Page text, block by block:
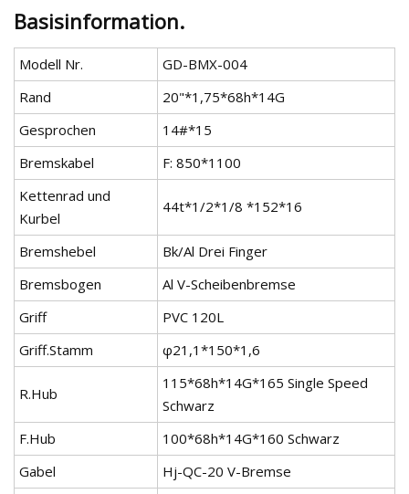
Basisinformation.
Modell Nr.
GD-BMX-004
Rand
20"*1,75*68h*14G
Gesprochen
14#*15
Bremskabel
F: 850*1100
Kettenrad und
Kurbel
44t*1/2*1/8 *152*16
Bremshebel
Bk/Al Drei Finger
Bremsbogen
Al V-Scheibenbremse
Griff
PVC 120L
Griff.Stamm
φ21,1*150*1,6
R.Hub
115*68h*14G*165 Single Speed ​​
Schwarz
F.Hub
100*68h*14G*160 Schwarz
Gabel
Hj-QC-20 V-Bremse